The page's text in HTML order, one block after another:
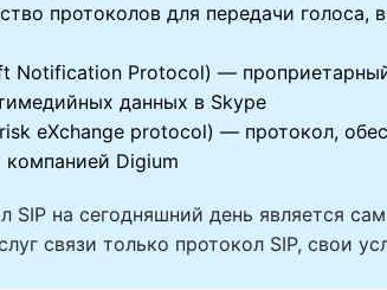
протоколов для передачи голоса,
Notification Protocol) —
данных в Skype
eXchange protocol) — протокол,
компанией Digium
SIP на сегодняшний день является
связи только протокол SIP, свои